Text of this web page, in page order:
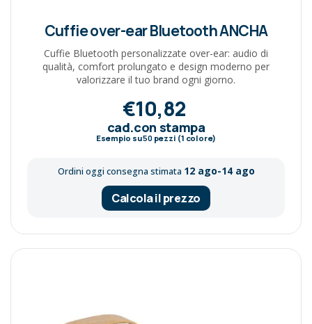
Cuffie over-ear Bluetooth ANCHA
Cuffie Bluetooth personalizzate over-ear: audio di
qualità, comfort prolungato e design moderno per
valorizzare il tuo brand ogni giorno.
€10,82
cad.con stampa
Esempio su50pezzi (1 colore)
Ordini oggi consegna stimata 12 ago-14 ago
Calcola il prezzo